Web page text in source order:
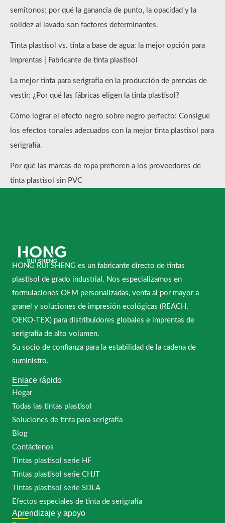
semitonos: por qué la ganancia de punto, la opacidad y la
solidez al lavado son factores determinantes.
Tinta plastisol vs. tinta a base de agua: la mejor opción para
imprentas | Fabricante de tinta plastisol
La mejor tinta para serigrafía en la producción de prendas de
vestir: ¿Por qué las fábricas eligen la tinta plastisol?
Cómo lograr el efecto negro sobre negro perfecto: Consigue
los efectos tonales adecuados con la mejor tinta plastisol para
serigrafía.
Por qué las marcas de ropa prefieren a los proveedores de
tinta plastisol sin PVC
HONG RUI SHENG es un fabricante directo de tintas
plastisol de grado industrial. Nos especializamos en
formulaciones OEM personalizadas, venta al por mayor a
granel y soluciones de impresión ecológicas (REACH,
OEKO-TEX) para distribuidores globales e imprentas de
serigrafía de alto volumen.
Su socio de confianza para la estabilidad de la cadena de
suministro.
Enlace rápido
Hogar
Todas las tintas plastisol
Soluciones de tinta para serigrafía
Blog
Contáctenos
Tintas plastisol serie HF
Tintas plastisol serie CHJT
Tintas plastisol serie SDLA
Efectos especiales de tinta de serigrafía
Aprendizaje y apoyo